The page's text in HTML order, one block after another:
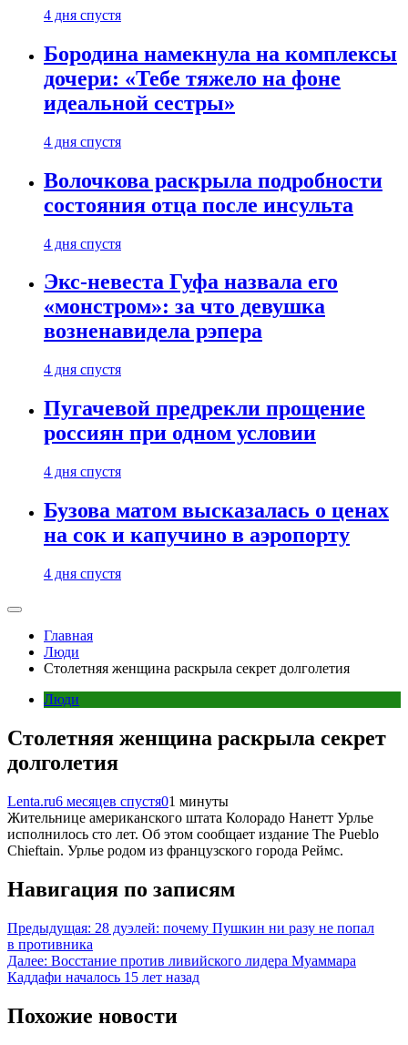
4 дня спустя
Бородина намекнула на комплексы
дочери: «Тебе тяжело на фоне
идеальной сестры»
4 дня спустя
Волочкова раскрыла подробности
состояния отца после инсульта
4 дня спустя
Экс-невеста Гуфа назвала его
«монстром»: за что девушка
возненавидела рэпера
4 дня спустя
Пугачевой предрекли прощение
россиян при одном условии
4 дня спустя
Бузова матом высказалась о ценах
на сок и капучино в аэропорту
4 дня спустя
Главная
Люди
Столетняя женщина раскрыла секрет долголетия
Люди
Столетняя женщина раскрыла секрет
долголетия
Lenta.ru6 месяцев спустя01 минуты
Жительнице американского штата Колорадо Нанетт Урлье
исполнилось сто лет. Об этом сообщает издание The Pueblo
Chieftain. Урлье родом из французского города Реймс.
Навигация по записям
Предыдущая: 28 дуэлей: почему Пушкин ни разу не попал
в противника
Далее: Восстание против ливийского лидера Муаммара
Каддафи началось 15 лет назад
Похожие новости